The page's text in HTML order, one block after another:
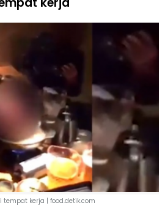
tempat kerja | food.detik.com